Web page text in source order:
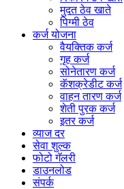
मुदत ठेव खाते
पिग्मी ठेव
कर्ज योजना
वैयक्तिक कर्ज
गृह कर्ज
सोनेतारण कर्ज
कॅशक्रेडीट कर्ज
वाहन तारण कर्ज
शेती पुरक कर्ज
इतर कर्ज
व्याज दर
सेवा शुल्क
फोटो गॅलरी
डाउनलोड
संपर्क